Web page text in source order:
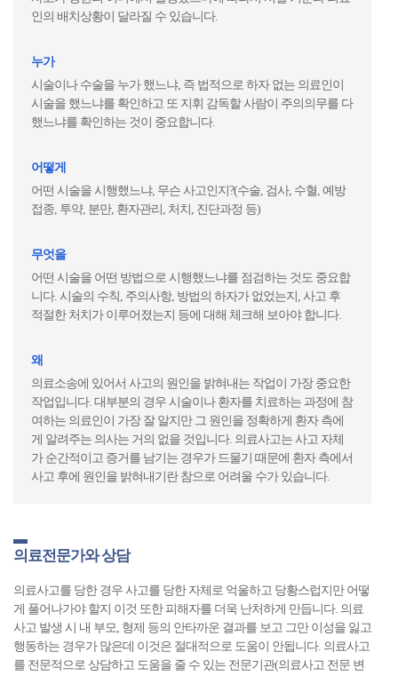
인의 배치상황이 달라질 수 있습니다.
누가
시술이나 수술을 누가 했느냐, 즉 법적으로 하자 없는 의료인이
시술을 했느냐를 확인하고 또 지휘 감독할 사람이 주의의무를 다
했느냐를 확인하는 것이 중요합니다.
어떻게
어떤 시술을 시행했느냐, 무슨 사고인지?(수술, 검사, 수혈, 예방
접종, 투약, 분만, 환자관리, 처치, 진단과정 등)
무엇을
어떤 시술을 어떤 방법으로 시행했느냐를 점검하는 것도 중요합
니다. 시술의 수칙, 주의사항, 방법의 하자가 없었는지, 사고 후
적절한 처치가 이루어졌는지 등에 대해 체크해 보아야 합니다.
왜
의료소송에 있어서 사고의 원인을 밝혀내는 작업이 가장 중요한
작업입니다. 대부분의 경우 시술이나 환자를 치료하는 과정에 참
여하는 의료인이 가장 잘 알지만 그 원인을 정확하게 환자 측에
게 알려주는 의사는 거의 없을 것입니다. 의료사고는 사고 자체
가 순간적이고 증거를 남기는 경우가 드물기 때문에 환자 측에서
사고 후에 원인을 밝혀내기란 참으로 어려울 수가 있습니다.
의료전문가와 상담
의료사고를 당한 경우 사고를 당한 자체로 억울하고 당황스럽지만 어떻
게 풀어나가야 할지 이것 또한 피해자를 더욱 난처하게 만듭니다. 의료
사고 발생 시 내 부모, 형제 등의 안타까운 결과를 보고 그만 이성을 잃고
행동하는 경우가 많은데 이것은 절대적으로 도움이 안됩니다. 의료사고
를 전문적으로 상담하고 도움을 줄 수 있는 전문기관(의료사고 전문 변